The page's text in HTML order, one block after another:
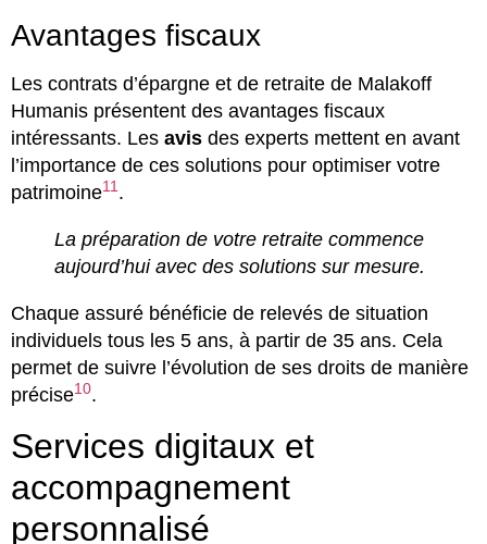
Avantages fiscaux
Les contrats d’épargne et de retraite de Malakoff
Humanis présentent des avantages fiscaux
intéressants. Les avis des experts mettent en avant
l’importance de ces solutions pour optimiser votre
patrimoine11.
La préparation de votre retraite commence
aujourd’hui avec des solutions sur mesure.
Chaque assuré bénéficie de relevés de situation
individuels tous les 5 ans, à partir de 35 ans. Cela
permet de suivre l’évolution de ses droits de manière
précise10.
Services digitaux et
accompagnement
personnalisé